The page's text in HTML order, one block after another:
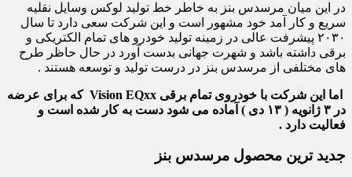
در این میان مرسدس بنز به خاطر خط تولید لوکس وسایل نقلیه
سریع و کار آمد خود مشهور است و این شرکت سعی دارد تا سال
۲۰۳۰ پیشرفت عالی در زمینه تولید خودرو های تمام الکتریکی و
برقی داشته باشد و شهرت جهانی بدست آورد در حال حاظر طرح
های مختلفی از مرسدس بنز در درست تولید و توسعه هستند .
اما این شرکت با خودروی تمام برقی Vision EQxx که برای عرضه
در ۳ ژانویه ( ۱۳ دی ) آماده می شود دست به کار شده است و
فعالیت دارد .
جدید ترین محصول مرسدس بنز